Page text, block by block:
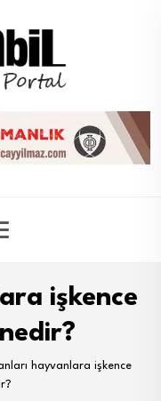
işkence
hayvanlara işkence